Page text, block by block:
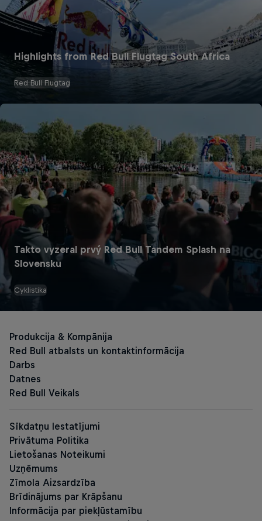
Highlights from Red Bull Flugtag South Africa
Red Bull Flugtag
Takto vyzeral prvý Red Bull Tandem Splash na
Slovensku
Cyklistika
The Original Red Bull
Red Bull Sugarfree
Red Bull Energy Drink Editions
The Summer Edition
The Peach EditionThe Sea Blue Edition